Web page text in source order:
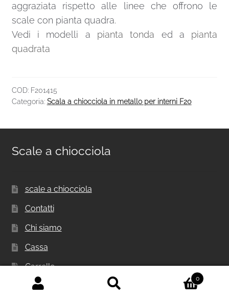
aggraziata rispetto alle linee che offrono le
scale con pianta quadra.
Vedi i modelli a pianta tonda ed a pianta
quadrata
COD: F201415
Categoria: Scala a chiocciola in metallo per interni F20
Scale a chiocciola
scale a chiocciola
Contatti
Chi siamo
Cassa
Carrello
Privacy Policy
0